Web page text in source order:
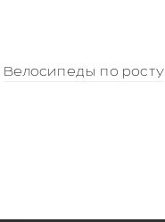
Велосипеды по росту